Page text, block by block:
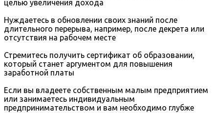
целью увеличения дохода
Нуждаетесь в обновлении своих знаний после
длительного перерыва, например, после декрета или
отсутствия на рабочем месте
Стремитесь получить сертификат об образовании,
который станет аргументом для повышения
заработной платы
Если вы владеете собственным малым предприятием
или занимаетесь индивидуальным
предпринимательством и вам необходимо глубже